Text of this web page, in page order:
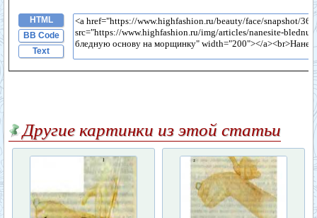
HTML
BB Code
Text
Другие картинки из этой статьи